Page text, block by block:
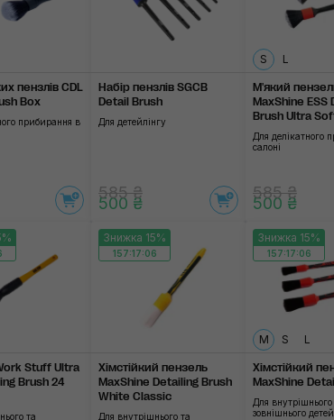
пензлів CDL
Box
прибирання в
Набір пензлів SGCB
Detail Brush
Для детейлінгу
585 ₴
500 ₴
S L
М'який
MaxShine ESS
Brush Ultra
Для делікатного
салоні
585 ₴
500 ₴
Stuff Ultra
Brush 24
та
Знижка 15%
157:17:06
Хімстійкий пензель
MaxShine Detailing Brush
White Classic
Для внутрішнього та
Знижка 15%
157:17:06
M S L
Хімстійкий
MaxShine
Для внутрішнього
зовнішнього